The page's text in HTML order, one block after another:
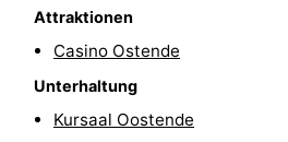
Reiten
Attraktionen
Casino Ostende
Unterhaltung
Kursaal Oostende